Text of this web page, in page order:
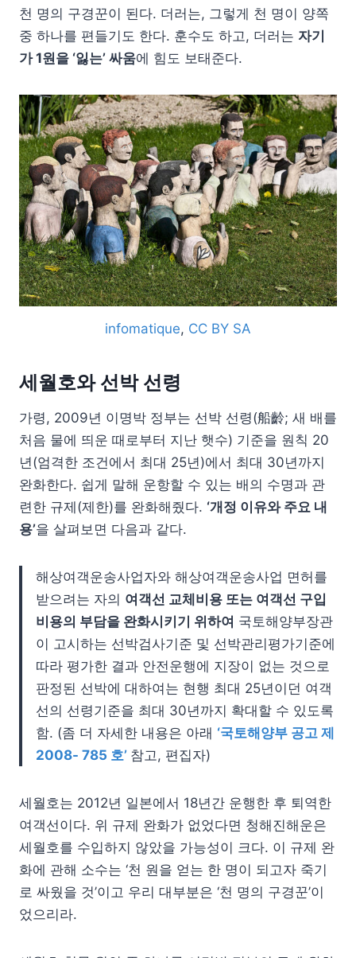
천 명의 구경꾼이 된다. 더러는, 그렇게 천 명이 양쪽
중 하나를 편들기도 한다. 훈수도 하고, 더러는 자기
가 1원을 ‘잃는’ 싸움에 힘도 보태준다.
infomatique, CC BY SA
세월호와 선박 선령
가령, 2009년 이명박 정부는 선박 선령(船齡; 새 배를
처음 물에 띄운 때로부터 지난 햇수) 기준을 원칙 20
년(엄격한 조건에서 최대 25년)에서 최대 30년까지
완화한다. 쉽게 말해 운항할 수 있는 배의 수명과 관
련한 규제(제한)를 완화해줬다. ‘개정 이유와 주요 내
용’을 살펴보면 다음과 같다.
해상여객운송사업자와 해상여객운송사업 면허를
받으려는 자의 여객선 교체비용 또는 여객선 구입
비용의 부담을 완화시키기 위하여 국토해양부장관
이 고시하는 선박검사기준 및 선박관리평가기준에
따라 평가한 결과 안전운행에 지장이 없는 것으로
판정된 선박에 대하여는 현행 최대 25년이던 여객
선의 선령기준을 최대 30년까지 확대할 수 있도록
함. (좀 더 자세한 내용은 아래 ‘국토해양부 공고 제
2008- 785 호’ 참고, 편집자)
세월호는 2012년 일본에서 18년간 운행한 후 퇴역한
여객선이다. 위 규제 완화가 없었다면 청해진해운은
세월호를 수입하지 않았을 가능성이 크다. 이 규제 완
화에 관해 소수는 ‘천 원을 얻는 한 명이 되고자 죽기
로 싸웠을 것’이고 우리 대부분은 ‘천 명의 구경꾼’이
었으리라.